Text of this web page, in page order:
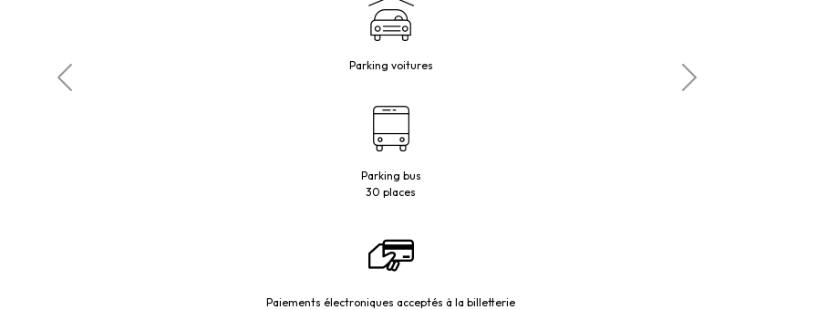
Parking voitures
Parking bus
30 places
Paiements électroniques acceptés à la billetterie